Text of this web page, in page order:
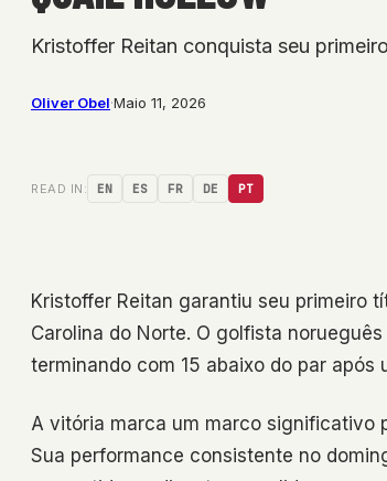
Kristoffer Reitan conquista seu
Oliver Obel·Maio 11, 2026
READ IN: EN ES FR DE PT
Kristoffer Reitan garantiu seu primeiro
Carolina do Norte. O golfista
terminando com 15 abaixo do par
A vitória marca um marco significativo
Sua performance consistente no